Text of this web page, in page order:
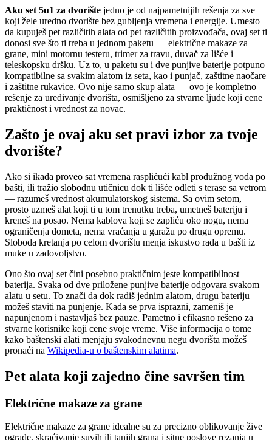
Aku set 5u1 za dvorište jedno je od najpametnijih rešenja za sve
koji žele uredno dvorište bez gubljenja vremena i energije. Umesto
da kupuješ pet različitih alata od pet različitih proizvođača, ovaj set ti
donosi sve što ti treba u jednom paketu — električne makaze za
grane, mini motornu testeru, trimer za travu, duvač za lišće i
teleskopsku dršku. Uz to, u paketu su i dve punjive baterije potpuno
kompatibilne sa svakim alatom iz seta, kao i punjač, zaštitne naočare
i zaštitne rukavice. Ovo nije samo skup alata — ovo je kompletno
rešenje za uređivanje dvorišta, osmišljeno za stvarne ljude koji cene
praktičnost i vrednost za novac.
Zašto je ovaj aku set pravi izbor za tvoje
dvorište?
Ako si ikada proveo sat vremena rasplićući kabl produžnog voda po
bašti, ili tražio slobodnu utičnicu dok ti lišće odleti s terase sa vetrom
— razumeš vrednost akumulatorskog sistema. Sa ovim setom,
prosto uzmeš alat koji ti u tom trenutku treba, umetneš bateriju i
kreneš na posao. Nema kablova koji se zapliću oko nogu, nema
ograničenja dometa, nema vraćanja u garažu po drugu opremu.
Sloboda kretanja po celom dvorištu menja iskustvo rada u bašti iz
muke u zadovoljstvo.
Ono što ovaj set čini posebno praktičnim jeste kompatibilnost
baterija. Svaka od dve priložene punjive baterije odgovara svakom
alatu u setu. To znači da dok radiš jednim alatom, drugu bateriju
možeš staviti na punjenje. Kada se prva isprazni, zameniš je
napunjenom i nastavljaš bez pauze. Pametno i efikasno rešeno za
stvarne korisnike koji cene svoje vreme. Više informacija o tome
kako baštenski alati menjaju svakodnevnu negu dvorišta možeš
pronaći na Wikipedia-u o baštenskim alatima.
Pet alata koji zajedno čine savršen tim
Električne makaze za grane
Električne makaze za grane idealne su za precizno oblikovanje žive
ograde, skraćivanje suvih ili tanjih grana i sitne poslove rezanja u